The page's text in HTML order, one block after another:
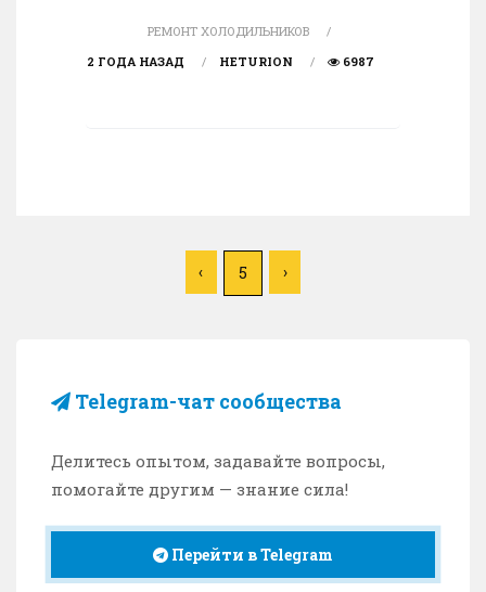
РЕМОНТ ХОЛОДИЛЬНИКОВ
2 ГОДА НАЗАД
HETURION 6987
‹ 5 ›
Telegram-чат сообщества
Делитесь опытом, задавайте вопросы,
помогайте другим — знание сила!
Перейти в Telegram